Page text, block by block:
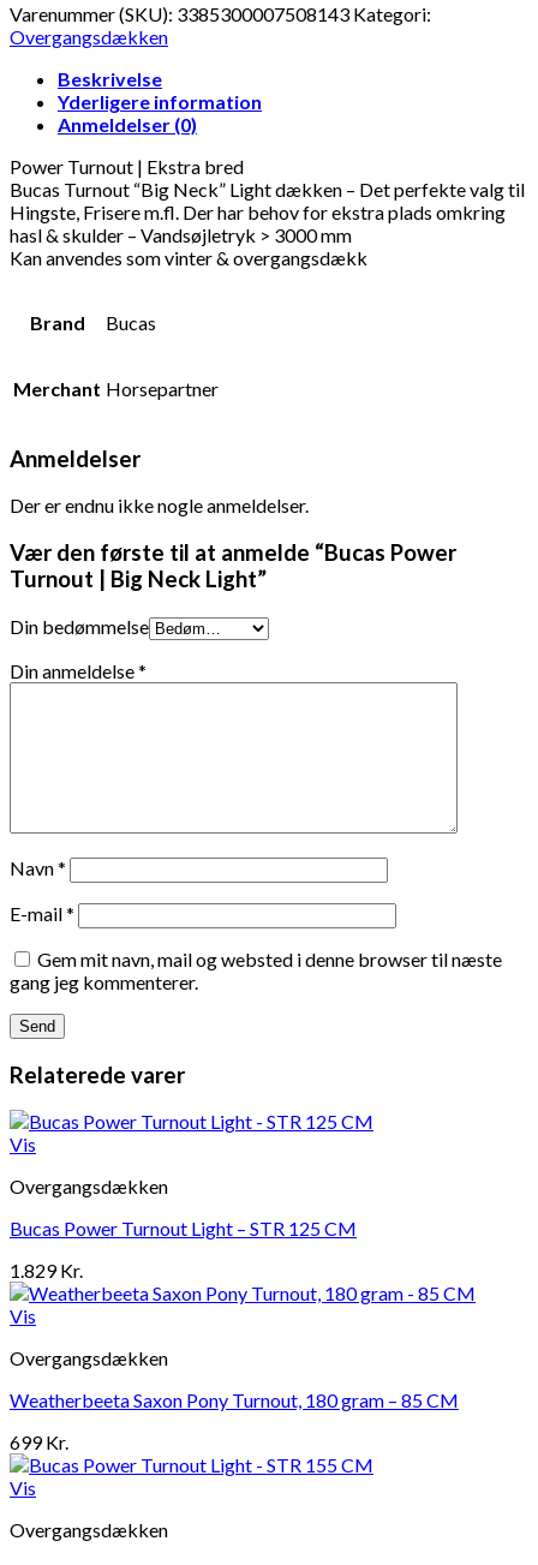
Varenummer (SKU): 3385300007508143 Kategori:
Overgangsdækken
Beskrivelse
Yderligere information
Anmeldelser (0)
Power Turnout | Ekstra bred
Bucas Turnout “Big Neck” Light dækken – Det perfekte valg til
Hingste, Frisere m.fl. Der har behov for ekstra plads omkring
hasl & skulder – Vandsøjletryk > 3000 mm
Kan anvendes som vinter & overgangsdækk
Brand Bucas
Merchant Horsepartner
Anmeldelser
Der er endnu ikke nogle anmeldelser.
Vær den første til at anmelde “Bucas Power
Turnout | Big Neck Light”
Din bedømmelse
Din anmeldelse*
Navn*
E-mail*
Gem mit navn, mail og websted i denne browser til næste
gang jeg kommenterer.
Relaterede varer
Vis
Overgangsdækken
Bucas Power Turnout Light – STR 125 CM
1.829Kr.
Vis
Overgangsdækken
Weatherbeeta Saxon Pony Turnout, 180 gram – 85 CM
699Kr.
Vis
Overgangsdækken